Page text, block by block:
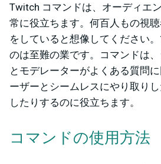
Twitch コマンドは、オーディエ
常に役立ちます。何百人もの視
をしていると想像してください
のは至難の業です。コマンドは
とモデレーターがよくある質問
ーザーとシームレスにやり取り
したりするのに役立ちます。
コマンドの使用方法